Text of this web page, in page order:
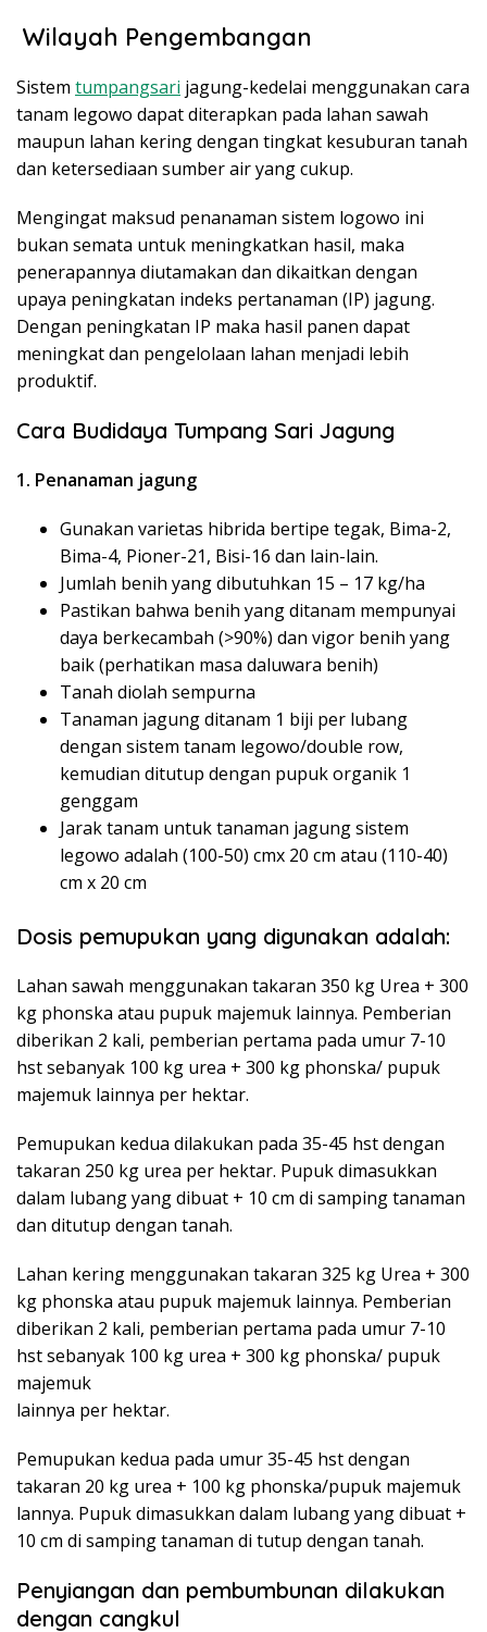
Wilayah Pengembangan
Sistem tumpangsari jagung-kedelai menggunakan cara
tanam legowo dapat diterapkan pada lahan sawah
maupun lahan kering dengan tingkat kesuburan tanah
dan ketersediaan sumber air yang cukup.
Mengingat maksud penanaman sistem logowo ini
bukan semata untuk meningkatkan hasil, maka
penerapannya diutamakan dan dikaitkan dengan
upaya peningkatan indeks pertanaman (IP) jagung.
Dengan peningkatan IP maka hasil panen dapat
meningkat dan pengelolaan lahan menjadi lebih
produktif.
Cara Budidaya Tumpang Sari Jagung
1. Penanaman jagung
Gunakan varietas hibrida bertipe tegak, Bima-2,
Bima-4, Pioner-21, Bisi-16 dan lain-lain.
Jumlah benih yang dibutuhkan 15 – 17 kg/ha
Pastikan bahwa benih yang ditanam mempunyai
daya berkecambah (>90%) dan vigor benih yang
baik (perhatikan masa daluwara benih)
Tanah diolah sempurna
Tanaman jagung ditanam 1 biji per lubang
dengan sistem tanam legowo/double row,
kemudian ditutup dengan pupuk organik 1
genggam
Jarak tanam untuk tanaman jagung sistem
legowo adalah (100-50) cmx 20 cm atau (110-40)
cm x 20 cm
Dosis pemupukan yang digunakan adalah:
Lahan sawah menggunakan takaran 350 kg Urea + 300
kg phonska atau pupuk majemuk lainnya. Pemberian
diberikan 2 kali, pemberian pertama pada umur 7-10
hst sebanyak 100 kg urea + 300 kg phonska/ pupuk
majemuk lainnya per hektar.
Pemupukan kedua dilakukan pada 35-45 hst dengan
takaran 250 kg urea per hektar. Pupuk dimasukkan
dalam lubang yang dibuat + 10 cm di samping tanaman
dan ditutup dengan tanah.
Lahan kering menggunakan takaran 325 kg Urea + 300
kg phonska atau pupuk majemuk lainnya. Pemberian
diberikan 2 kali, pemberian pertama pada umur 7-10
hst sebanyak 100 kg urea + 300 kg phonska/ pupuk
majemuk
lainnya per hektar.
Pemupukan kedua pada umur 35-45 hst dengan
takaran 20 kg urea + 100 kg phonska/pupuk majemuk
lannya. Pupuk dimasukkan dalam lubang yang dibuat +
10 cm di samping tanaman di tutup dengan tanah.
Penyiangan dan pembumbunan dilakukan
dengan cangkul